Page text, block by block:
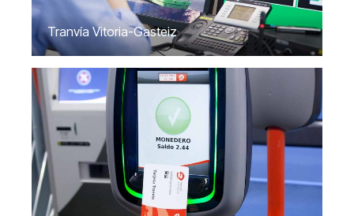
Tranvía Vitoria-Gasteiz